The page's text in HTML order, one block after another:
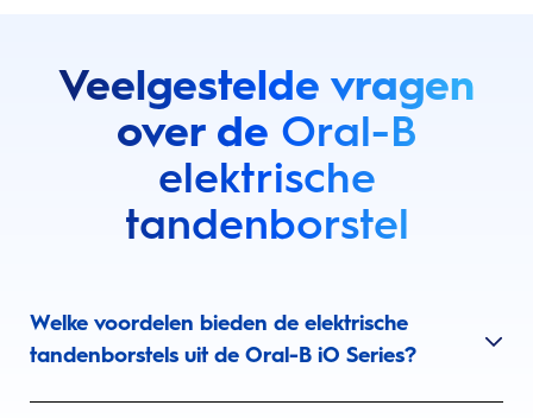
Veelgestelde vragen
over de Oral-B
elektrische
tandenborstel
Welke voordelen bieden de elektrische
tandenborstels uit de Oral-B iO Series?